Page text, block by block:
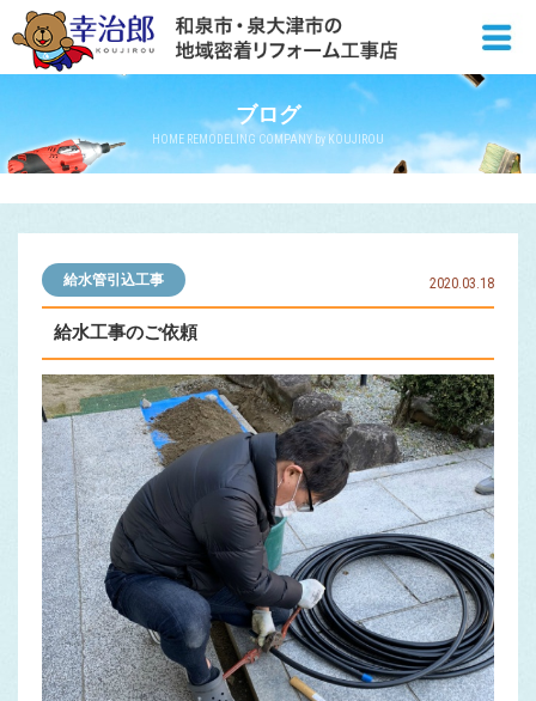
ブログ
HOME REMODELING COMPANY by KOUJIROU
給水管引込工事 2020.03.18
給水工事のご依頼